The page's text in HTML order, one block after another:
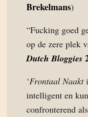
Brekelmans)
“Fucking goed
op de zere plek
Dutch Bloggies
‘Frontaal Naakt
intelligent en
confronterend